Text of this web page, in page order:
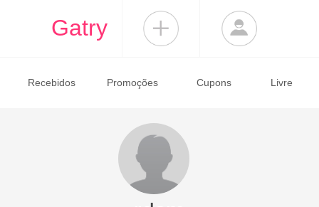
Gatry
Recebidos Promoções Cupons Livre